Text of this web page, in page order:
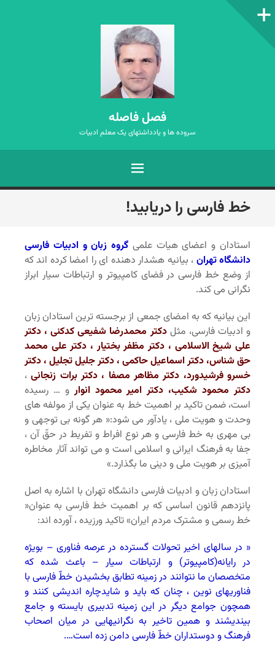
ستون‌کناری
فصل فاصله
سروده ها و یادداشتهای یک معلم ادبیات
فهرست
رفتن
به
خط فارسی را دریابید!
استادان و اعضای هیات علمی گروه زبان و ادبیات فارسی
دانشگاه تهران ، بیانیه هشدار دهنده ای را امضا کرده اند که
از وضع خط فارسی در فضای کامپیوتر و ارتباطات سیار ابراز
نگرانی می کند.
این بیانیه که به امضای جمعی از برجسته ترین استادان زبان
و ادبیات فارسی، مثل دکتر محمدرضا شفیعی کدکنی ، دکتر
علی شیخ الاسلامی ، دکتر مظفر بختیار ، دکتر علی محمد
حق شناس، دکتر اسماعیل حاکمی ، دکتر جلیل تجلیل ، دکتر
خسرو فرشیدورد، دکتر مظاهر مصفا ، دکتر برات زنجانی،
دکتر محمود شکیب، دکتر امیر محمود انوارو … رسیده
است، ضمن تاکید بر اهمیت خط به عنوان یکی از مولفه های
وحدت و هویت ملی ، یادآور می شود:« هر گونه بی توجهی و
بی مهری به خط فارسی و هر نوع افراط و تفریط در حقّ آن ،
جفا به فرهنگ ایرانی و اسلامی است و می تواند آثار مخاطره
آمیزی بر هویت ملی و دینی ما بگذارد.»
استادان زبان و ادبیات فارسی دانشگاه تهران با اشاره به اصل
پانزدهم قانون اساسی که بر اهمیت خط فارسی به عنوان«
خط رسمی و مشترک مردم ایران» تاکید ورزیده ، آورده اند:
« در سالهای اخیر تحولات گسترده در عرصه فناوری – بویژه
در رایانه(کامپیوتر) و ارتباطات سیار – باعث شده که
متخصصان ما نتوانند در زمینه تطابق بخشیدن خطّ فارسی با
فناوریهای نوین ، چنان که باید و شایدچاره اندیشی کنند و
همچون جوامع دیگر در این زمینه تدبیری بایسته و جامع
بیندیشند و همین تاخیر به نگرانیهایی در میان اصحاب
فرهنگ و دوستداران خطّ فارسی دامن زده است….